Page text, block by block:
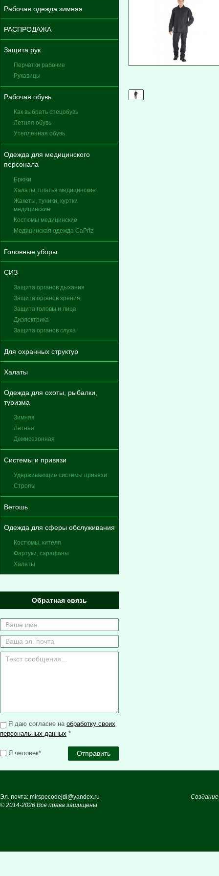
Рабочая одежда зимняя
РАСПРОДАЖА
Защита рук
Перчатки рабочие
Рукавицы
Рабочая обувь
Как выбрать спецобувь
Летняя обувь
Утепленная обувь
Одежда для медицинского
персонала
Брюки
Халаты, платья медицинские
Жакеты, туники, куртки
медицинские
Костюмы медицинские
Медицинская одежда CaPriz
Головные уборы
СИЗ
Защита органов дыхания
Защита органов зрения
Защита головы и лица
Диэлектрика
Защита органов слуха
Для охранных структур
Халаты
Одежда для охоты, рыбалки,
туризма
Зимняя
Летняя
Демисезонная
Системы и привязи
Удерживающие системы привязи
Стропы
Ветошь
Одежда для сферы обслуживания
Костюмы, кителя
Фартуки, сарафаны
Халаты
Обратная связь
Я даю согласие на обработку своих
персональных данных *
Я человек*
Эл. почта: mirspecodejdi@yandex.ru
© 2014-2026 Все права защищены